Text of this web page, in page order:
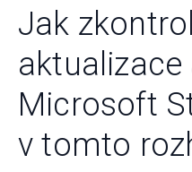
Jak
aktualizace
Microsoft
v tomto